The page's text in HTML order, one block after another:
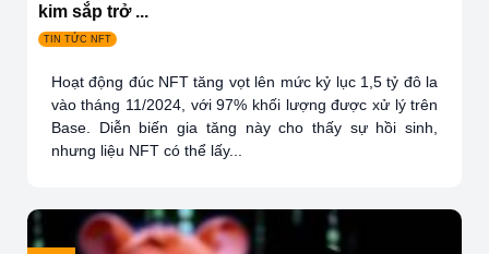
kim sắp trở ...
TIN TỨC NFT
Hoạt động đúc NFT tăng vọt lên mức kỷ lục 1,5 tỷ đô la
vào tháng 11/2024, với 97% khối lượng được xử lý trên
Base. Diễn biến gia tăng này cho thấy sự hồi sinh,
nhưng liệu NFT có thể lấy...